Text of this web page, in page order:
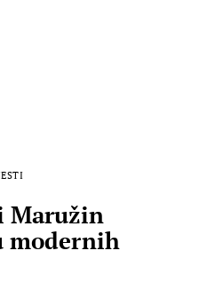
Maružin
modernih